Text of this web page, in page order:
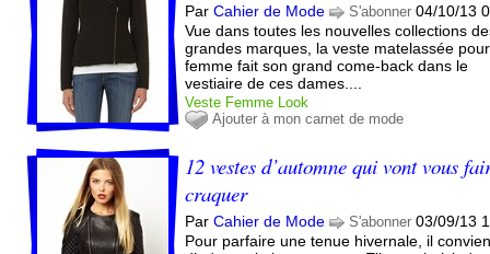
ParCahier de Mode S'abonner 04/10/13
Vue dans toutes les nouvelles collections
grandes marques, la veste matelassée pour
femme fait son grand come-back dans le
vestiaire de ces dames....
Veste Femme
Look
Ajouter à mon carnet de mode
12 vestes d’automne qui vont vous
craquer
ParCahier de Mode S'abonner 03/09/13
Pour parfaire une tenue hivernale, il